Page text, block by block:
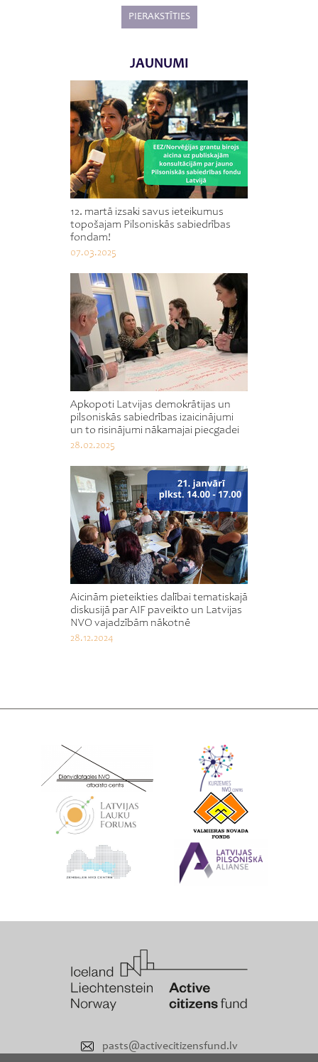
JAUNUMI
12. martā izsaki savus ieteikumus
topošajam Pilsoniskās sabiedrības
fondam!
07.03.2025
Apkopoti Latvijas demokrātijas un
pilsoniskās sabiedrības izaicinājumi
un to risinājumi nākamajai piecgadei
28.02.2025
Aicinām pieteikties dalībai tematiskajā
diskusijā par AIF paveikto un Latvijas
NVO vajadzībām nākotnē
28.12.2024
pasts@activecitizensfund.lv